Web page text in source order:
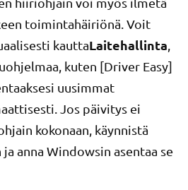
toimintahäiriönä. Voit
kauttaLaitehallinta
kuten [Driver Easy]
uusimmat
Jos päivitys ei
kokonaan, käynnistä
anna Windowsin asentaa se